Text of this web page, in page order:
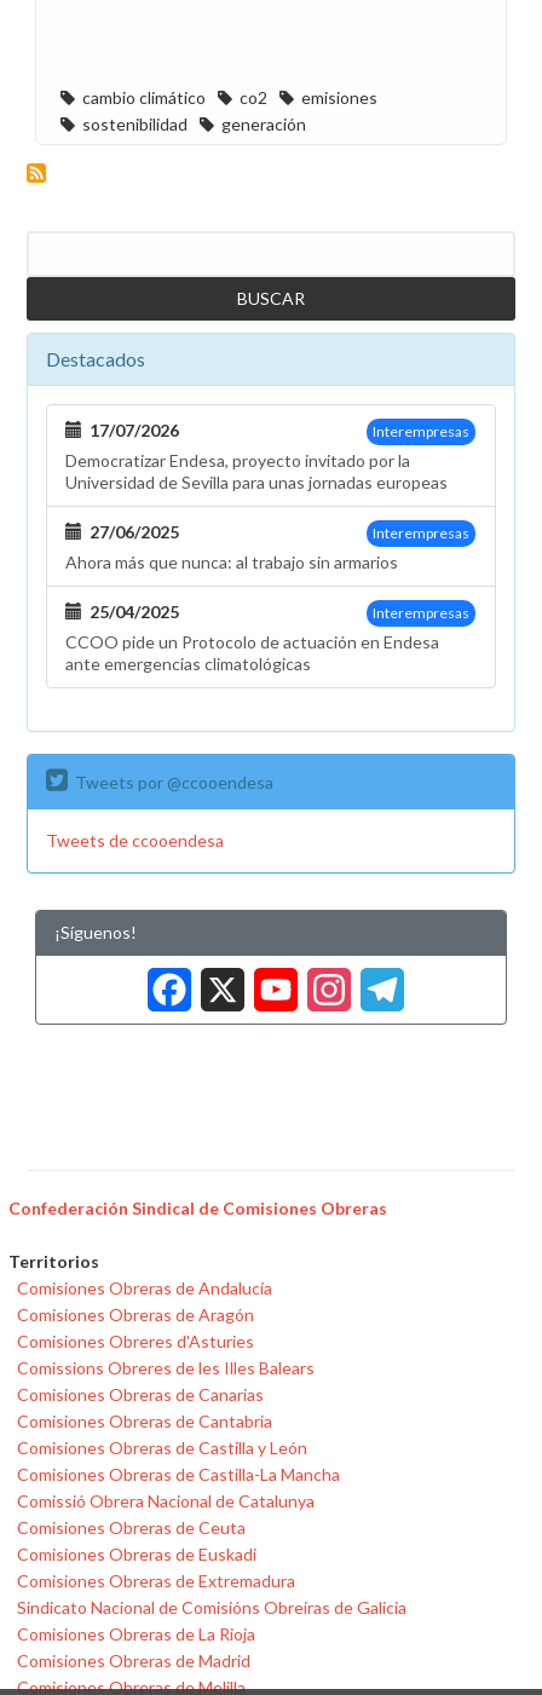
cambio climático co2
emisiones
sostenibilidad
generación
Destacados
Interempresas
17/07/2026
Democratizar Endesa, proyecto invitado por la
Universidad de Sevilla para unas jornadas europeas
Interempresas
27/06/2025
Ahora más que nunca: al trabajo sin armarios
Interempresas
25/04/2025
CCOO pide un Protocolo de actuación en Endesa
ante emergencias climatológicas
Tweets por @ccooendesa
Tweets de ccooendesa
¡Síguenos!
Facebook
X
Confederación Sindical de Comisiones Obreras
Territorios
Comisiones Obreras de Andalucía
Comisiones Obreras de Aragón
Comisiones Obreres d'Asturies
Comissions Obreres de les Illes Balears
Comisiones Obreras de Canarias
Comisiones Obreras de Cantabria
Comisiones Obreras de Castilla y León
Comisiones Obreras de Castilla-La Mancha
Comissió Obrera Nacional de Catalunya
Comisiones Obreras de Ceuta
Comisiones Obreras de Euskadi
Comisiones Obreras de Extremadura
Sindicato Nacional de Comisións Obreiras de Galicia
Comisiones Obreras de La Rioja
Comisiones Obreras de Madrid
Comisiones Obreras de Melilla